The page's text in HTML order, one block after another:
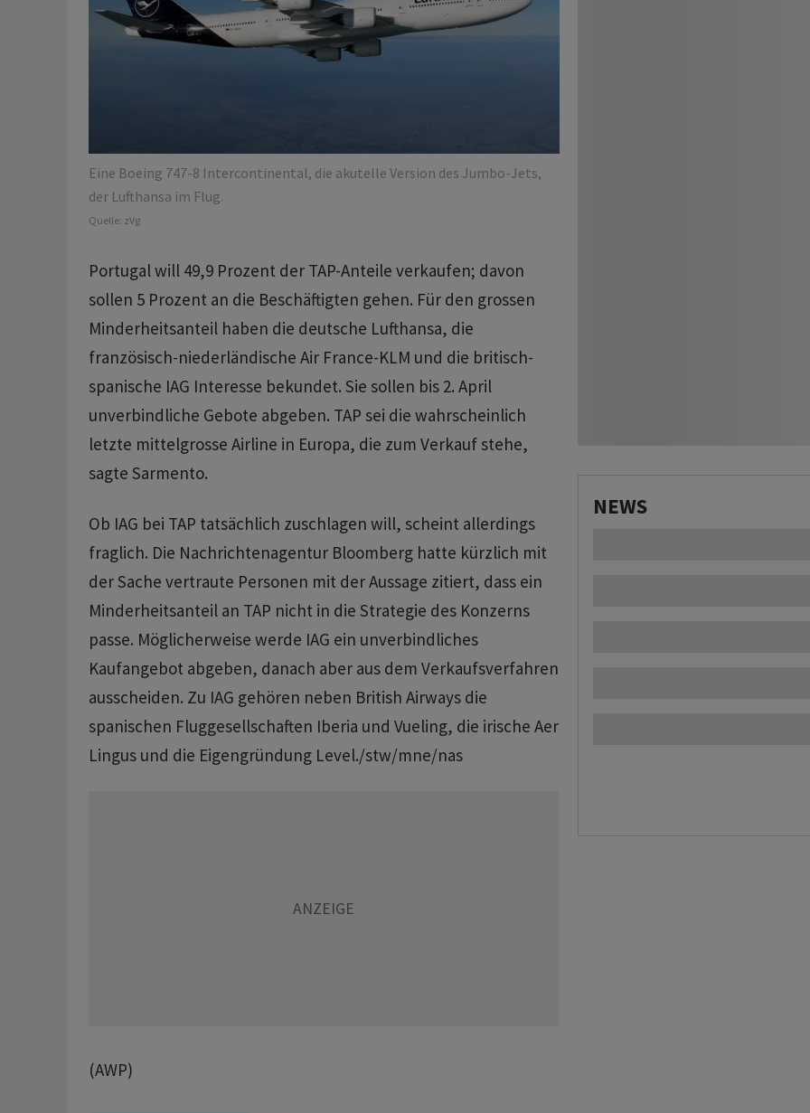
Eine Boeing 747-8 Intercontinental, die akutelle Version des Jumbo-Jets,
der Lufthansa im Flug.
Quelle: zVg
Portugal will 49,9 Prozent der TAP-Anteile verkaufen; davon
sollen 5 Prozent an die Beschäftigten gehen. Für den grossen
Minderheitsanteil haben die deutsche Lufthansa, die
französisch-niederländische Air France-KLM und die britisch-
spanische IAG Interesse bekundet. Sie sollen bis 2. April
unverbindliche Gebote abgeben. TAP sei die wahrscheinlich
letzte mittelgrosse Airline in Europa, die zum Verkauf stehe,
sagte Sarmento.
Ob IAG bei TAP tatsächlich zuschlagen will, scheint allerdings
fraglich. Die Nachrichtenagentur Bloomberg hatte kürzlich mit
der Sache vertraute Personen mit der Aussage zitiert, dass ein
Minderheitsanteil an TAP nicht in die Strategie des Konzerns
passe. Möglicherweise werde IAG ein unverbindliches
Kaufangebot abgeben, danach aber aus dem Verkaufsverfahren
ausscheiden. Zu IAG gehören neben British Airways die
spanischen Fluggesellschaften Iberia und Vueling, die irische Aer
Lingus und die Eigengründung Level./stw/mne/nas
(AWP)
NEWS